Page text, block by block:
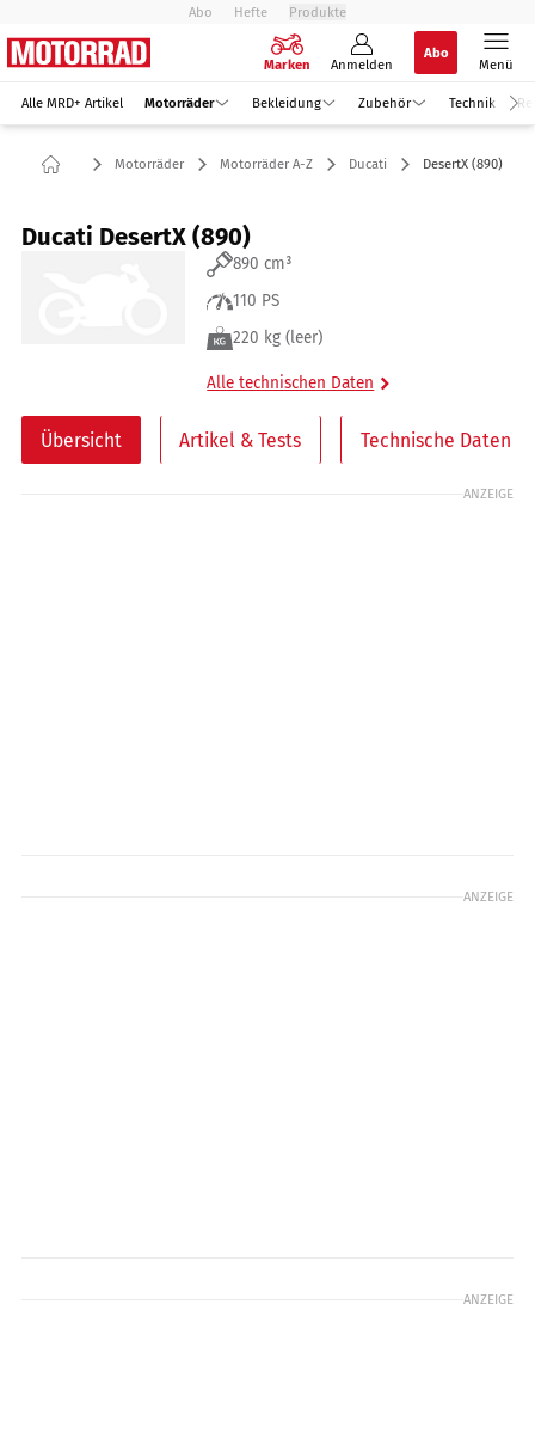
Abo Hefte Produkte
Marken Anmelden
Abo
Menü
Alle MRD+ Artikel Motorräder Bekleidung Zubehör Technik
Motorräder Motorräder A-Z Ducati DesertX (890)
Ducati DesertX (890)
890 cm³
110 PS
220 kg (leer)
Alle technischen Daten
Übersicht Artikel & Tests Technische Daten
ANZEIGE
ANZEIGE
ANZEIGE